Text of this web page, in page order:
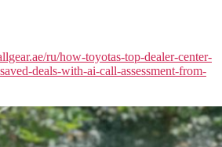
ru/how-toyotas-top-dealer-center-
deals-with-ai-call-assessment-from-